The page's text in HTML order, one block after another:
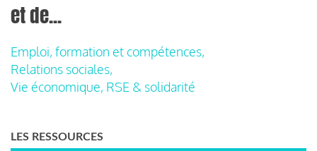
et de...
Emploi, formation et compétences,
Relations sociales,
Vie économique, RSE & solidarité
LES RESSOURCES